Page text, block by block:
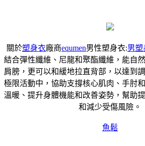
關於塑身衣廠商equmen男性塑身衣:男塑
結合彈性纖維、尼龍和聚酯纖維，能自
肩膀，更可以和緩地拉直背部，以達到
極限活動中，協助支撐核心肌肉、手肘
溫暖、提升身體機能和改善姿勢，幫助
和減少受傷風險。
魚鬆